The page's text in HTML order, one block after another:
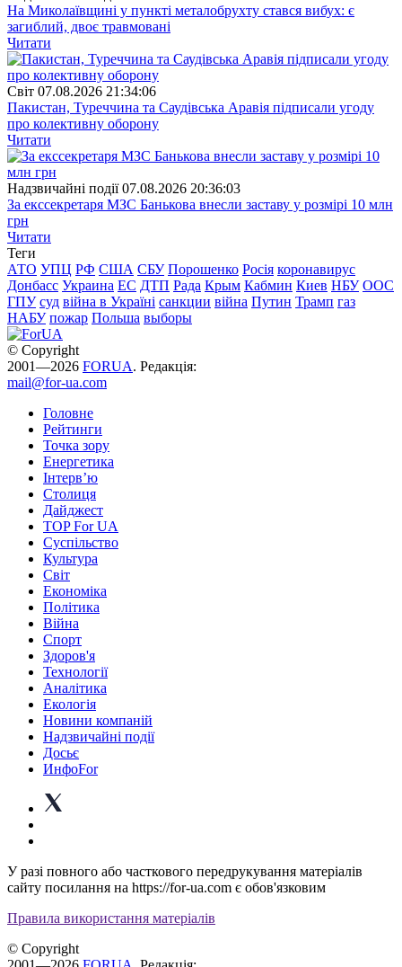
На Миколаївщині у пункті металобрухту стався вибух: є
загиблий, двоє травмовані
Читати
Свiт 07.08.2026 21:34:06
Пакистан, Туреччина та Саудівська Аравія підписали угоду
про колективну оборону
Читати
Надзвичайні події 07.08.2026 20:36:03
За екссекретаря МЗС Банькова внесли заставу у розмірі 10 млн
грн
Читати
Теги
АТО УПЦ РФ США СБУ Порошенко Росія коронавирус
Донбасс Украина ЕС ДТП Рада Крым Кабмин Киев НБУ ООС
ГПУ суд війна в Україні санкции війна Путин Трамп газ
НАБУ пожар Польша выборы
© Copyright
2001—2026 FORUA. Редакція:
mail@for-ua.com
Головне
Рейтинги
Точка зору
Енергетика
Інтерв’ю
Столиця
Дайджест
TOP For UA
Суспiльство
Культура
Світ
Економіка
Політика
Війна
Спорт
Здоров'я
Технології
Аналітика
Екологія
Новини компаній
Надзвичайні події
Досьє
ИнфоFor
У разі повного або часткового передрукування матеріалів
сайту посилання на https://for-ua.com є обов'язковим
Правила використання матеріалів
© Copyright